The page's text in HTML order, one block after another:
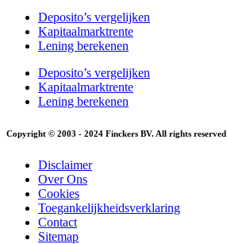
Deposito’s vergelijken
Kapitaalmarktrente
Lening berekenen
Deposito’s vergelijken
Kapitaalmarktrente
Lening berekenen
Copyright © 2003 - 2024 Finckers BV. All rights reserved
Disclaimer
Over Ons
Cookies
Toegankelijkheidsverklaring
Contact
Sitemap